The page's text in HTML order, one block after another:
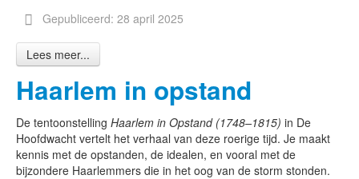
Gepubliceerd: 28 april 2025
Lees meer...
Haarlem in opstand
De tentoonstelling Haarlem in Opstand (1748–1815) in De
Hoofdwacht vertelt het verhaal van deze roerige tijd. Je maakt
kennis met de opstanden, de idealen, en vooral met de
bijzondere Haarlemmers die in het oog van de storm stonden.